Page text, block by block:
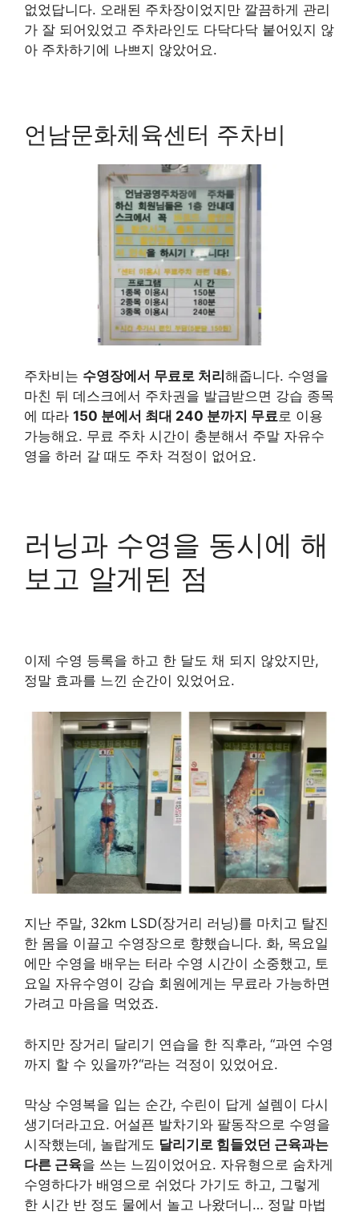
없었답니다. 오래된 주차장이었지만 깔끔하게 관리
가 잘 되어있었고 주차라인도 다닥다닥 붙어있지 않
아 주차하기에 나쁘지 않았어요.
언남문화체육센터 주차비
주차비는 수영장에서 무료로 처리해줍니다. 수영을
마친 뒤 데스크에서 주차권을 발급받으면 강습 종목
에 따라 150 분에서 최대 240 분까지 무료 로 이용
가능해요. 무료 주차 시간이 충분해서 주말 자유수
영을 하러 갈 때도 주차 걱정이 없어요.
러닝과 수영을 동시에 해
보고 알게된 점
이제 수영 등록을 하고 한 달도 채 되지 않았지만,
정말 효과를 느낀 순간이 있었어요.
지난 주말, 32km LSD(장거리 러닝)를 마치고 탈진
한 몸을 이끌고 수영장으로 향했습니다. 화, 목요일
에만 수영을 배우는 터라 수영 시간이 소중했고, 토
요일 자유수영이 강습 회원에게는 무료라 가능하면
가려고 마음을 먹었죠.
하지만 장거리 달리기 연습을 한 직후라, “과연 수영
까지 할 수 있을까?“라는 걱정이 있었어요.
막상 수영복을 입는 순간, 수린이 답게 설렘이 다시
생기더라고요. 어설픈 발차기와 팔동작으로 수영을
시작했는데, 놀랍게도 달리기로 힘들었던 근육과는
다른 근육을 쓰는 느낌이었어요. 자유형으로 숨차게
수영하다가 배영으로 쉬었다 가기도 하고, 그렇게
한 시간 반 정도 물에서 놀고 나왔더니… 정말 마법